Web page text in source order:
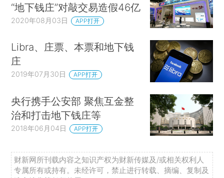
“地下钱庄”对敲交易造假46亿
2020年08月03日 APP打开
Libra、庄票、本票和地下钱
庄
2019年07月30日 APP打开
央行携手公安部 聚焦互金整
治和打击地下钱庄等
2018年06月04日 APP打开
财新网所刊载内容之知识产权为财新传媒及/或相关权利人
专属所有或持有。未经许可，禁止进行转载、摘编、复制及